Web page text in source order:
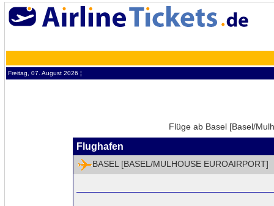
Freitag, 07. August 2026 ¦
Flüge ab Basel [Basel/
Flughafen
BASEL [BASEL/MULHOUSE EUROAIRPORT]